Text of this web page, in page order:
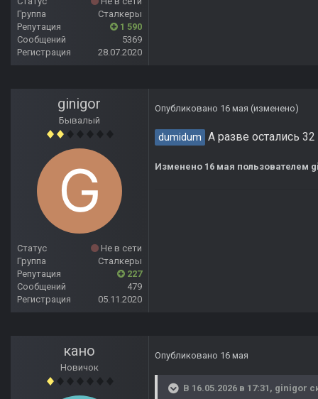
Группа
Сталкеры
Репутация
1 590
Сообщений
5369
Регистрация
28.07.2020
ginigor
Бывалый
Статус
Не в сети
Группа
Сталкеры
Репутация
227
Сообщений
479
Регистрация
05.11.2020
Опубликовано 16 мая (изменено)
dumidum А разве остались
Изменено 16 мая пользователем
кано
Новичок
Опубликовано 16 мая
В 16.05.2026 в 17:31, ginigor